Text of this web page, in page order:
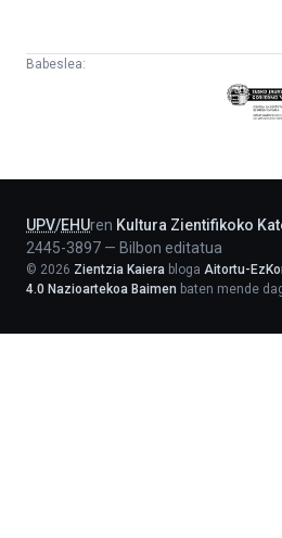
Babeslea:
Eusko
UPV/EHUren Kultura Zientifikoko
2445-3897 — Bilbon editatua
© 2026 Zientzia Kaiera bloga Aitortu-
4.0 Nazioartekoa Baimen baten mende